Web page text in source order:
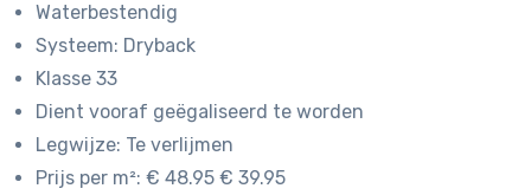
Waterbestendig
Systeem: Dryback
Klasse 33
Dient vooraf geëgaliseerd te worden
Legwijze: Te verlijmen
Prijs per m²: € 48.95 € 39.95